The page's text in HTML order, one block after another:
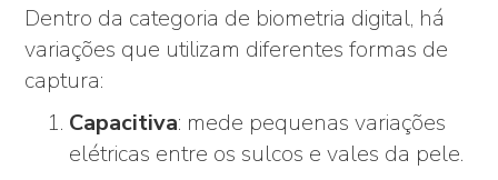
Dentro da categoria de biometria digital, há
variações que utilizam diferentes formas de
captura:
Capacitiva: mede pequenas variações
elétricas entre os sulcos e vales da pele.